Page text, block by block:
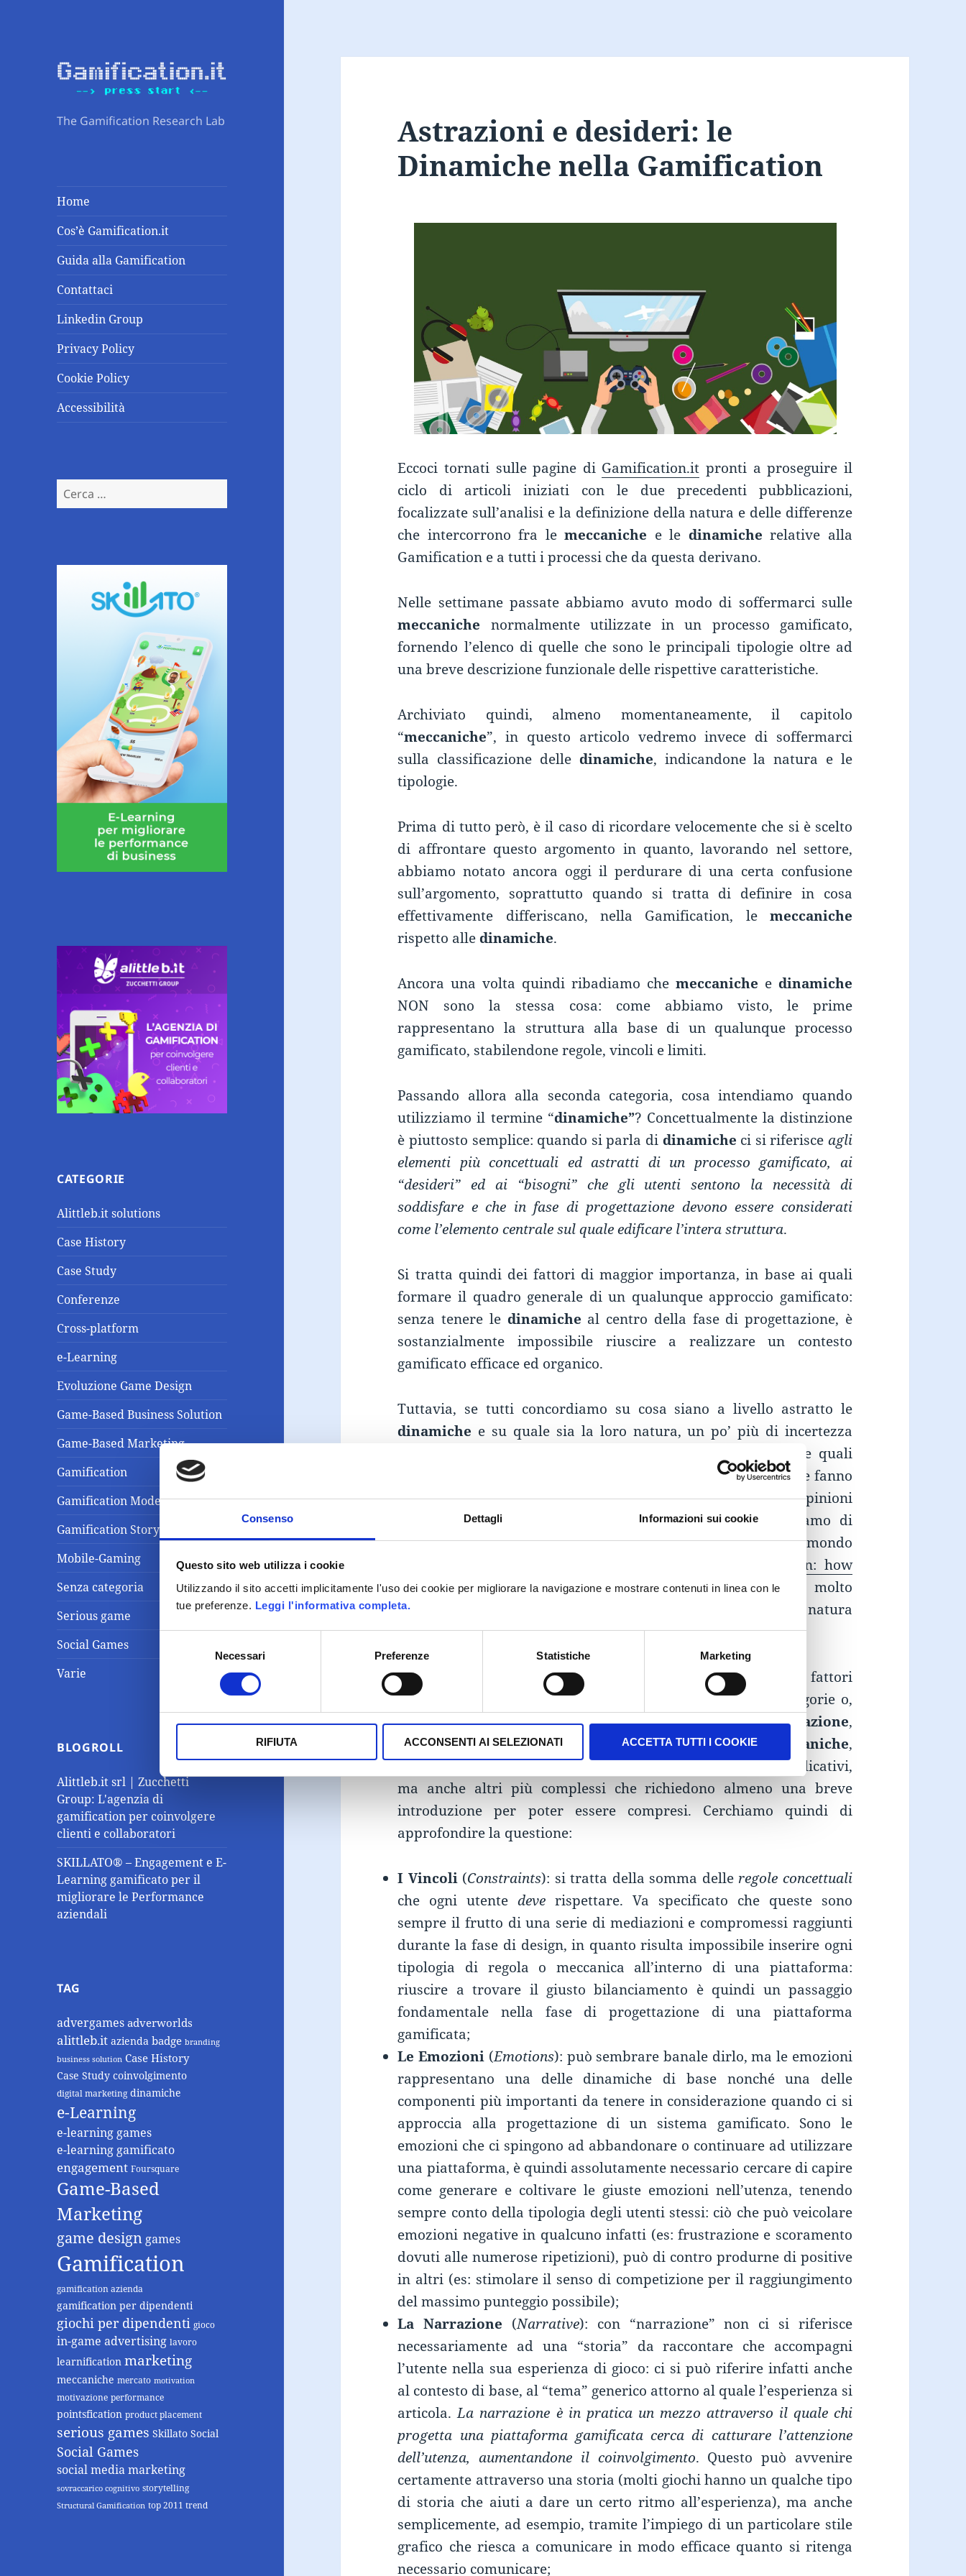
Consenso Dettagli Informazioni sui cookie
Questo sito web utilizza i cookie
Utilizzando il sito accetti implicitamente l'uso dei cookie per migliorare la navigazione e mostrare contenuti in linea con le
tue preferenze. Leggi l'informativa completa.
Necessari Preferenze Statistiche Marketing
RIFIUTA ACCONSENTI AI SELEZIONATI ACCETTA TUTTI I COOKIE
The Gamification Research Lab
Home
Cos’è Gamification.it
Guida alla Gamification
Contattaci
Linkedin Group
Privacy Policy
Cookie Policy
Accessibilità
Ricerca
per:
CATEGORIE
Alittleb.it solutions
Case History
Case Study
Conferenze
Cross-platform
e-Learning
Evoluzione Game Design
Game-Based Business Solution
Game-Based Marketing
Gamification
Gamification Model
Gamification Storytelling
Mobile-Gaming
Senza categoria
Serious game
Social Games
Varie
BLOGROLL
Alittleb.it srl | Zucchetti
Group: L'agenzia di
gamification per coinvolgere
clienti e collaboratori
SKILLATO® – Engagement e E-
Learning gamificato per il
migliorare le Performance
aziendali
TAG
advergames adverworlds
alittleb.it azienda badge branding
business solution Case History
Case Study coinvolgimento
digital marketing dinamiche
e-Learning
e-learning games
e-learning gamificato
engagement Foursquare
Game-Based
Marketing
game design games
Gamification
gamification azienda
gamification per dipendenti
giochi per dipendenti gioco
in-game advertising lavoro
learnification marketing
meccaniche mercato motivation
motivazione performance
pointsfication product placement
serious games Skillato Social
Social Games
social media marketing
sovraccarico cognitivo storytelling
Structural Gamification top 2011 trend
Astrazioni e desideri: le
Dinamiche nella Gamification
Eccoci tornati sulle pagine di Gamification.it pronti a proseguire il
ciclo di articoli iniziati con le due precedenti pubblicazioni,
focalizzate sull’analisi e la definizione della natura e delle differenze
che intercorrono fra lemeccaniche e le dinamiche relative alla
Gamification e a tutti i processi che da questa derivano.
Nelle settimane passate abbiamo avuto modo di soffermarci sulle
meccaniche normalmente utilizzate in un processo gamificato,
fornendo l’elenco di quelle che sono le principali tipologie oltre ad
una breve descrizione funzionale delle rispettive caratteristiche.
Archiviato quindi, almeno momentaneamente, il capitolo
“meccaniche”, in questo articolo vedremo invece di soffermarci
sulla classificazione delle dinamiche, indicandone la natura e le
tipologie.
Prima di tutto però, è il caso di ricordare velocemente che si è scelto
di affrontare questo argomento in quanto, lavorando nel settore,
abbiamo notato ancora oggi il perdurare di una certa confusione
sull’argomento, soprattutto quando si tratta di definire in cosa
effettivamente differiscano, nella Gamification, le meccaniche
rispetto alle dinamiche.
Ancora una volta quindi ribadiamo chemeccaniche e dinamiche
NON sono la stessa cosa: come abbiamo visto, le prime
rappresentano la struttura alla base di un qualunque processo
gamificato, stabilendone regole, vincoli e limiti.
Passando allora alla seconda categoria, cosa intendiamo quando
utilizziamo il termine “dinamiche”? Concettualmente la distinzione
è piuttosto semplice: quando si parla di dinamiche ci si riferisce agli
elementi più concettuali ed astratti di un processo gamificato, ai
“desideri” ed ai “bisogni” che gli utenti sentono la necessità di
soddisfare e che in fase di progettazione devono essere considerati
come l’elemento centrale sul quale edificare l’intera struttura.
Si tratta quindi dei fattori di maggior importanza, in base ai quali
formare il quadro generale di un qualunque approccio gamificato:
senza tenere le dinamiche al centro della fase di progettazione, è
sostanzialmente impossibile riuscire a realizzare un contesto
gamificato efficace ed organico.
Tuttavia, se tutti concordiamo su cosa siano a livello astratto le
dinamiche e su quale sia la loro natura, un po’ più di incertezza
emerge quando cerchiamo di definire esattamente quanti e quali
siano effettivamente i “desideri” ed i “bisogni” ai quali queste fanno
riferimento. Pur tenendo in considerazione tutte le opinioni
comunemente accettate nel settore, in questa sede scegliamo di
rifarci ai lavori diKevin Werbach, autorità riconosciuta nel mondo
For the Win: how
game thinking can revolutionize your business”, opera molto
interessante e lucida sull’efficacia delle
e sulla natura
delledinamichegamificate applicate al mondo dell’impresa.
Nelle sue ricerche Werbach individua una serie di fattori
determinanti che raggruppa e suddivide in 5 differenti categorie o,
appunto,dinamiche. Queste sono:Vincoli,Emozioni,Narrazione,
Progressioneed infineRelazioni. Come nel caso delle meccaniche,
anche qui troviamo elementi piuttosto semplici ed auto esplicativi,
ma anche altri più complessi che richiedono almeno una breve
introduzione per poter essere compresi. Cerchiamo quindi di
approfondire la questione:
I Vincoli(Constraints): si tratta della somma delle regole concettuali
che ogni utentedeve rispettare. Va specificato che queste sono
sempre il frutto di una serie di mediazioni e compromessi raggiunti
durante la fase di design, in quanto risulta impossibile inserire ogni
tipologia di regola o meccanica all’interno di una piattaforma:
riuscire a trovare il giusto bilanciamento è quindi un passaggio
fondamentale nella fase di progettazione di una piattaforma
gamificata;
Le Emozioni (Emotions): può sembrare banale dirlo, ma le emozioni
rappresentano una delle dinamiche di base nonché una delle
componenti più importanti da tenere in considerazione quando ci si
approccia alla progettazione di un sistema gamificato. Sono le
emozioni che ci spingono ad abbandonare o continuare ad utilizzare
una piattaforma, è quindi assolutamente necessario cercare di capire
come generare e coltivare le giuste emozioni nell’utenza, tenendo
sempre conto della tipologia degli utenti stessi: ciò che può veicolare
emozioni negative in qualcuno infatti (es: frustrazione e scoramento
dovuti alle numerose ripetizioni), può di contro produrne di positive
in altri (es: stimolare il senso di competizione per il raggiungimento
del massimo punteggio possibile);
La Narrazione (Narrative): con “narrazione” non ci si riferisce
necessariamente ad una “storia” da raccontare che accompagni
l’utente nella sua esperienza di gioco: ci si può riferire infatti anche
al contesto di base, al “tema” generico attorno al quale l’esperienza si
articola.La narrazione è in pratica un mezzo attraverso il quale chi
progetta una piattaforma gamificata cerca di catturare l’attenzione
dell’utenza, aumentandone il coinvolgimento. Questo può avvenire
certamente attraverso una storia (molti giochi hanno un qualche tipo
di storia che aiuti a dare un certo ritmo all’esperienza), ma anche
semplicemente, ad esempio, tramite l’impiego di un particolare stile
grafico che riesca a comunicare in modo efficace quanto si ritenga
necessario comunicare;